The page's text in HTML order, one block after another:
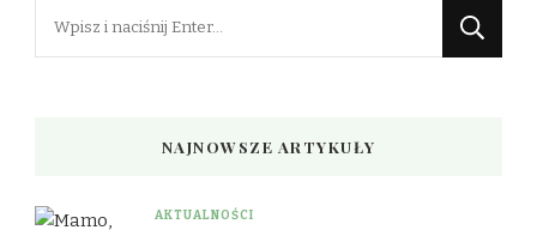
Szukasz
NAJNOWSZE ARTYKUŁY
AKTUALNOŚCI